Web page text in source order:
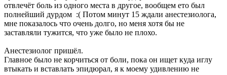
отвлечёт боль из одного места в другое, вообщем ето был
полнейший дурдом :( Потом минут 15 ждали анестезиолога,
мне показалось что очень долго, но меня хотя бы не
заставляли тужится, что уже было не плохо.
Анестезиолог пришёл.
Главное было не корчиться от боли, пока он ищет куда иглу
втыкать и вставлать эпидюрал, я к моему удивлению не